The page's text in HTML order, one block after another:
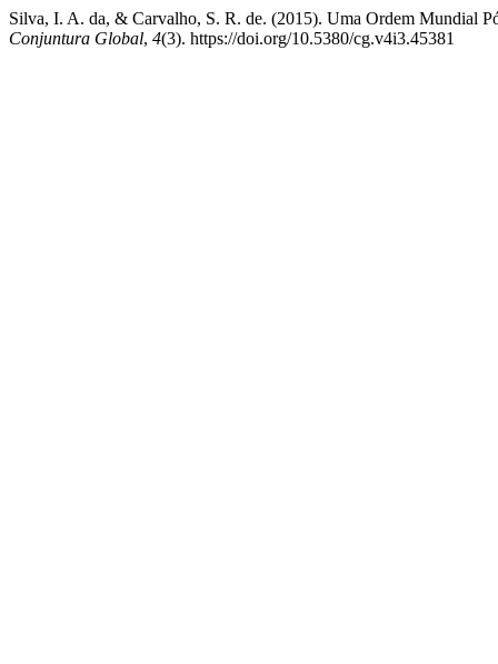
Silva, I. A. da, & Carvalho, S. R. de. (2015). Uma Ordem Mundial
Conjuntura Global, 4(3). https://doi.org/10.5380/cg.v4i3.45381